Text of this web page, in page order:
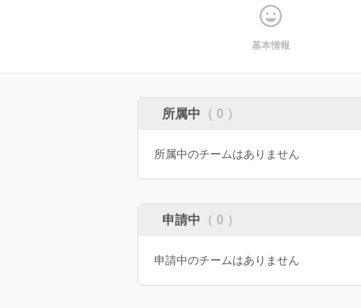
基本情報
所属中 （ 0 ）
所属中のチームはありません
申請中 （ 0 ）
申請中のチームはありません